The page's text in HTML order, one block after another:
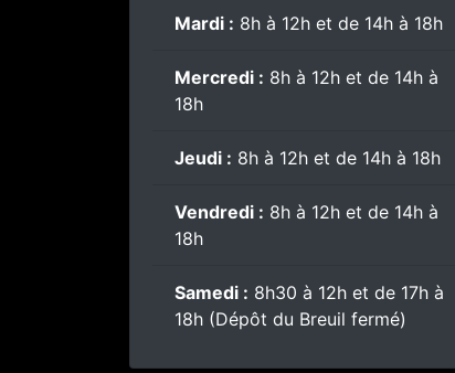
Mardi : 8h à 12h et de 14h à 18h
Mercredi : 8h à 12h et de 14h à
18h
Jeudi : 8h à 12h et de 14h à 18h
Vendredi : 8h à 12h et de 14h à
18h
Samedi : 8h30 à 12h et de 17h à
18h (Dépôt du Breuil fermé)